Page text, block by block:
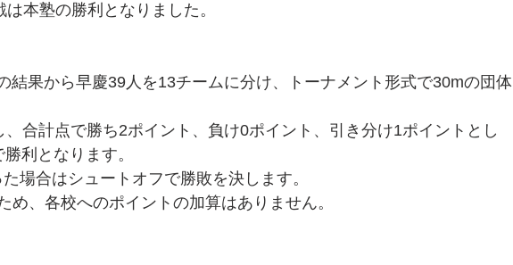
本塾の勝利となりました。
結果から早慶39人を13チームに分け、トーナメント形式で30mの団体
合計点で勝ち2ポイント、負け0ポイント、引き分け1ポイントとし
利となります。
場合はシュートオフで勝敗を決します。
め、各校へのポイントの加算はありません。